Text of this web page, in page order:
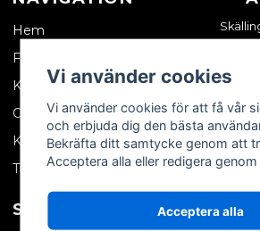
Hem
Företagskund
Kontakta oss
Om oss
Köpvillkor
Tips & trix
SOCIALA MEDIER
Vi använder cookies
Vi använder cookies för att få vår
och erbjuda dig den bästa
Bekräfta ditt samtycke genom att
Acceptera alla eller redigera
Acceptera alla